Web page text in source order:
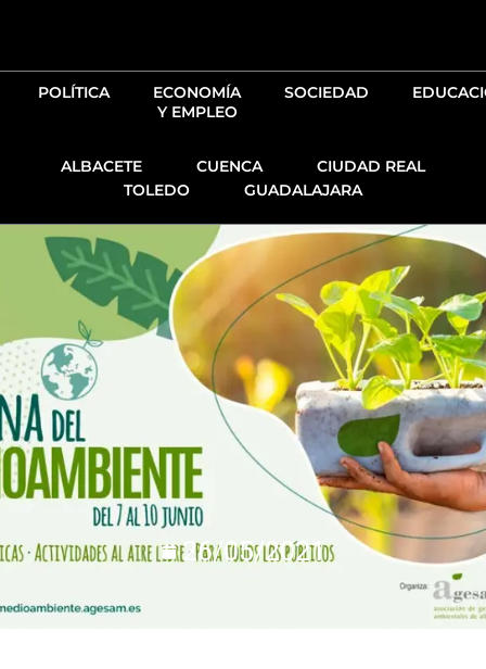
POLÍTICA
ECONOMÍA
Y EMPLEO
SOCIEDAD
ALBACETE CUENCA
CIUDAD REAL
TOLEDO
GUADALAJARA
26/05/2021